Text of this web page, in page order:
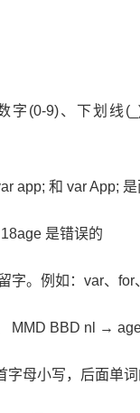
字(0-9)、下划线
app; 和 var App;
是错误的
字。例如：var、for
MMD BBD nl →
字母小写，后面单